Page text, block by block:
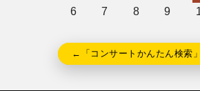
6
7 8 9
←「コンサートかんたん検索